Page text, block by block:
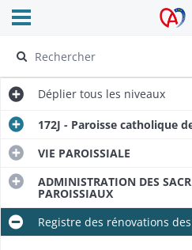
Archives
Ouvrir le menu déroulant
Déplier tous les niveaux
172J - Paroisse catholique
VIE PAROISSIALE
ADMINISTRATION DES
PAROISSIAUX
Registre des rénovations